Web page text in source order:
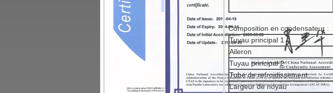
Composition en condensateur :
Tuyau principal 1
Aileron
Tuyau principal 2
Tube de refroidissement
Largeur de noyau